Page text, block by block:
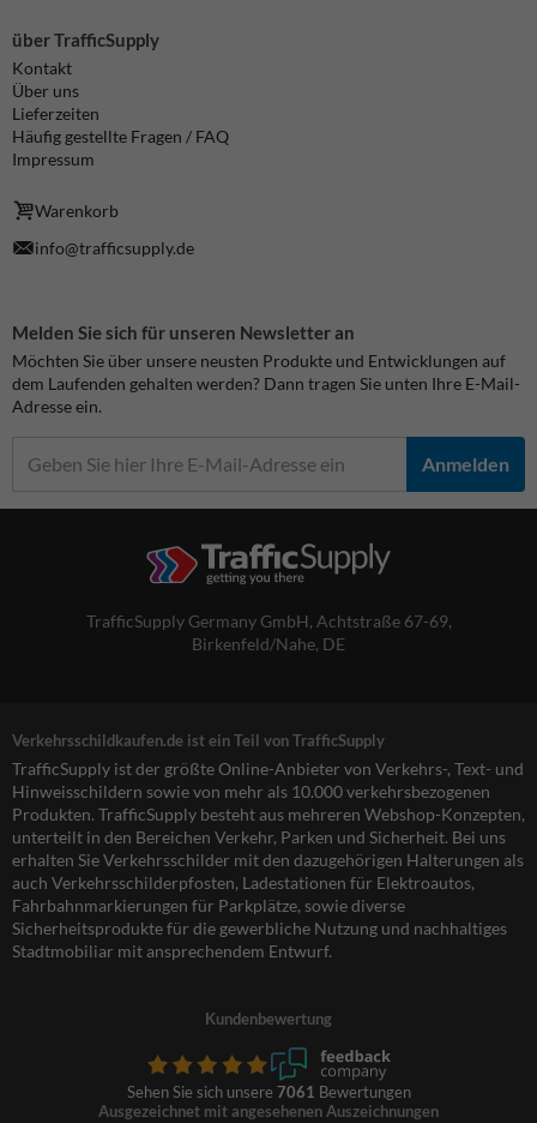
über TrafficSupply
Kontakt
Über uns
Lieferzeiten
Häufig gestellte Fragen / FAQ
Impressum
Warenkorb
info@trafficsupply.de
Melden Sie sich für unseren Newsletter an
Möchten Sie über unsere neusten Produkte und Entwicklungen auf
dem Laufenden gehalten werden? Dann tragen Sie unten Ihre E-Mail-
Adresse ein.
Anmelden
TrafficSupply Germany GmbH, Achtstraße 67-69,
Birkenfeld/Nahe, DE
Verkehrsschildkaufen.de ist ein Teil von TrafficSupply
TrafficSupply ist der größte Online-Anbieter von Verkehrs-, Text- und
Hinweisschildern sowie von mehr als 10.000 verkehrsbezogenen
Produkten. TrafficSupply besteht aus mehreren Webshop-Konzepten,
unterteilt in den Bereichen Verkehr, Parken und Sicherheit. Bei uns
erhalten Sie Verkehrsschilder mit den dazugehörigen Halterungen als
auch Verkehrsschilderpfosten, Ladestationen für Elektroautos,
Fahrbahnmarkierungen für Parkplätze, sowie diverse
Sicherheitsprodukte für die gewerbliche Nutzung und nachhaltiges
Stadtmobiliar mit ansprechendem Entwurf.
Kundenbewertung
Sehen Sie sich unsere 7061 Bewertungen
Ausgezeichnet mit angesehenen Auszeichnungen